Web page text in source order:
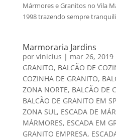
Mármores e Granitos no Vila
1998 trazendo sempre
Marmoraria Jardins
por vinicius | mar 26, 2019
GRANITO, BALCÃO DE
COZINHA DE GRANITO,
ZONA NORTE, BALCÃO DE
BALCÃO DE GRANITO EM SP
ZONA SUL, ESCADA DE
MÁRMORES, ESCADA EM
GRANITO EMPRESA,